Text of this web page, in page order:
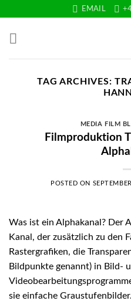
content
EMAIL
TAG ARCHIVES:
MEDIA FILM
Filmproduktion
POSTED ON
Was ist ein Alphakanal? Der
Kanal, der zusätzlich zu den
Rastergrafiken, die
Bildpunkte genannt) in Bild-
sie einfache